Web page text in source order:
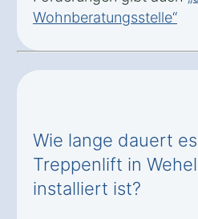
Wohnberatungsstelle“
Wie lange dauert
Treppenlift in
installiert ist?